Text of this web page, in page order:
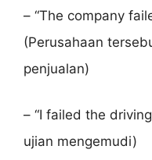
– “The company
(Perusahaan
penjualan)
– “I failed the
ujian mengemudi)